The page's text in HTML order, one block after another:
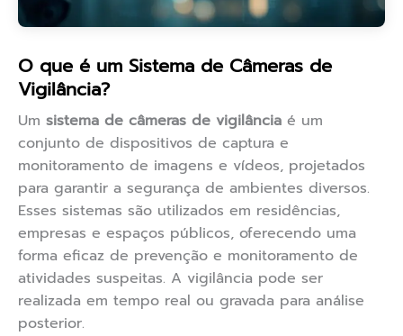
O que é um Sistema de Câmeras de
Vigilância?
Um sistema de câmeras de vigilância é um
conjunto de dispositivos de captura e
monitoramento de imagens e vídeos, projetados
para garantir a segurança de ambientes diversos.
Esses sistemas são utilizados em residências,
empresas e espaços públicos, oferecendo uma
forma eficaz de prevenção e monitoramento de
atividades suspeitas. A vigilância pode ser
realizada em tempo real ou gravada para análise
posterior.